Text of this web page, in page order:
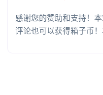
感谢您的赞助和支持！
评论也可以获得箱子币！